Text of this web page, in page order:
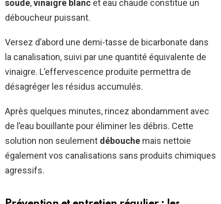
soude,vinaigre blanc et eau chaude constitue un
déboucheur puissant.
Versez d’abord une demi-tasse de bicarbonate dans
la canalisation, suivi par une quantité équivalente de
vinaigre. L’effervescence produite permettra de
désagréger les résidus accumulés.
Après quelques minutes, rincez abondamment avec
de l’eau bouillante pour éliminer les débris. Cette
solution non seulement débouche mais nettoie
également vos canalisations sans produits chimiques
agressifs.